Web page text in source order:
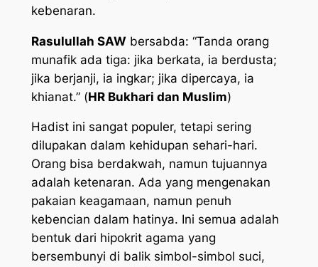
kebenaran.
Rasulullah SAW bersabda: “Tanda orang
munafik ada tiga: jika berkata, ia berdusta;
jika berjanji, ia ingkar; jika dipercaya, ia
khianat.” (HR Bukhari dan Muslim)
Hadist ini sangat populer, tetapi sering
dilupakan dalam kehidupan sehari-hari.
Orang bisa berdakwah, namun tujuannya
adalah ketenaran. Ada yang mengenakan
pakaian keagamaan, namun penuh
kebencian dalam hatinya. Ini semua adalah
bentuk dari hipokrit agama yang
bersembunyi di balik simbol-simbol suci,